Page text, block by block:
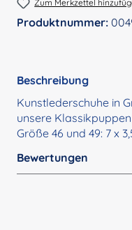
Zum Merkzettel
Produktnummer:
Beschreibung
Kunstlederschuhe in
unsere
Größe 46 und 49: 7 x
Bewertungen